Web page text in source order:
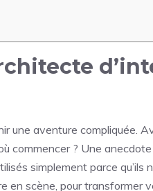
une aventure compliquée.
commencer ? Une
simplement parce qu’ils
en scène, pour transformer